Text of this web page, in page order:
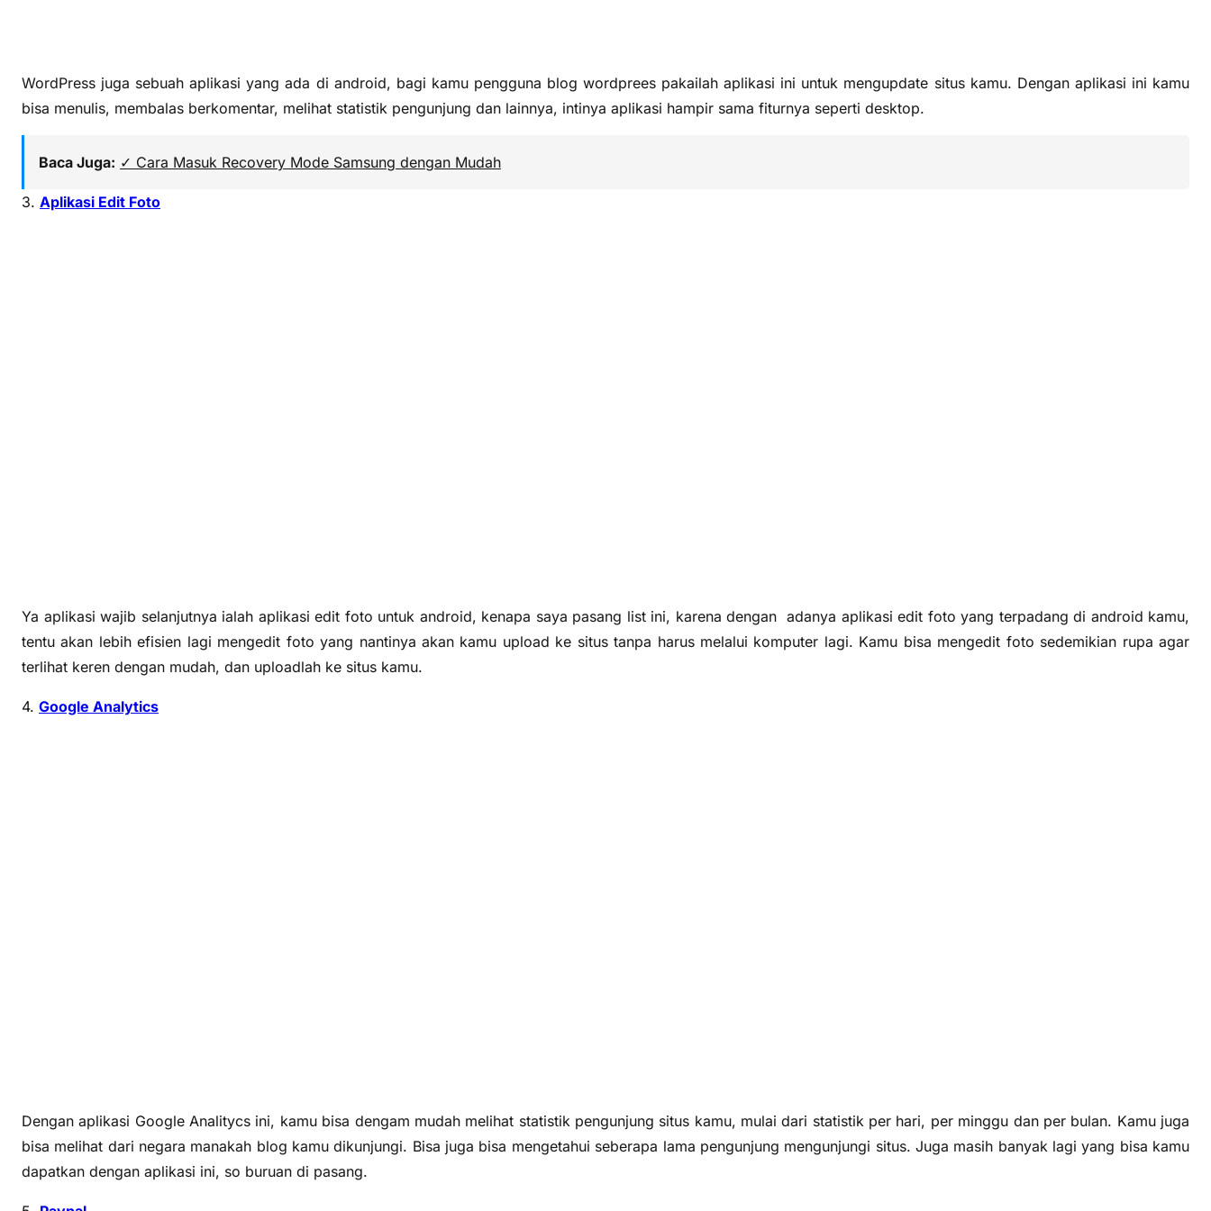
WordPress juga sebuah aplikasi yang ada di android, bagi kamu pengguna blog wordprees pakailah aplikasi ini untuk mengupdate situs kamu. Dengan aplikasi ini kamu
bisa menulis, membalas berkomentar, melihat statistik pengunjung dan lainnya, intinya aplikasi hampir sama fiturnya seperti desktop.
Baca Juga: ✓ Cara Masuk Recovery Mode Samsung dengan Mudah
3. Aplikasi Edit Foto
Ya aplikasi wajib selanjutnya ialah aplikasi edit foto untuk android, kenapa saya pasang list ini, karena dengan adanya aplikasi edit foto yang terpadang di android kamu,
tentu akan lebih efisien lagi mengedit foto yang nantinya akan kamu upload ke situs tanpa harus melalui komputer lagi. Kamu bisa mengedit foto sedemikian rupa agar
terlihat keren dengan mudah, dan uploadlah ke situs kamu.
4. Google Analytics
Dengan aplikasi Google Analitycs ini, kamu bisa dengam mudah melihat statistik pengunjung situs kamu, mulai dari statistik per hari, per minggu dan per bulan. Kamu juga
bisa melihat dari negara manakah blog kamu dikunjungi. Bisa juga bisa mengetahui seberapa lama pengunjung mengunjungi situs. Juga masih banyak lagi yang bisa kamu
dapatkan dengan aplikasi ini, so buruan di pasang.